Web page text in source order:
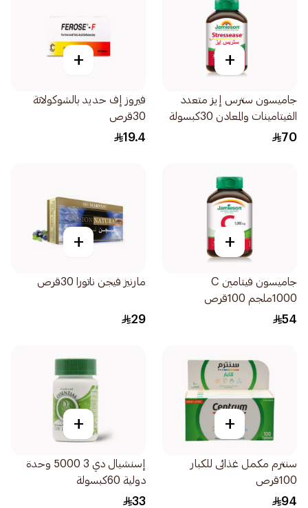
+
جاميسون سترس إيز متعدد
الفيتامينات والمعادن 30كبسولة
70
+
فيروز إف حديد بالشوكولاتة
30قرص
19.4
+
جاميسون فيتامين C
1000ملجم 100قرص
54
+
مارنيز فيجن ناتورا 30قرص
29
+
سنترم مكمل غذائى للكبار
100قرص
94
+
إسنشيال دي 3 5000 وحدة
دولية 60كبسولة
33